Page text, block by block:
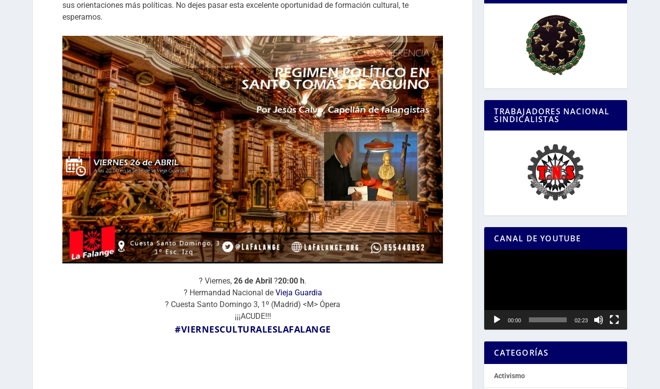
sus orientaciones más políticas. No dejes pasar esta excelente oportunidad de formación cultural, te
esperamos.
? Viernes,26 de Abril ?20:00 h.
? Hermandad Nacional de Vieja Guardia
? Cuesta Santo Domingo 3, 1º (Madrid) <M> Ópera
¡¡¡ACUDE!!!
#VIERNESCULTURALESLAFALANGE
TRABAJADORES NACIONAL
SINDICALISTAS
CANAL DE YOUTUBE
00:00 02:23
CATEGORÍAS
Activismo